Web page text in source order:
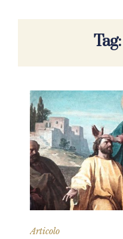
Tag:
Articolo